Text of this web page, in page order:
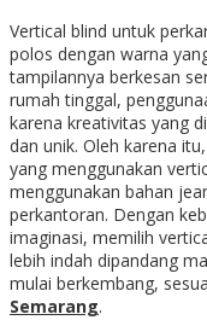
Vertical blind untuk
polos dengan warna
tampilannya berkesan
rumah tinggal,
karena kreativitas yang
dan unik. Oleh karena
yang menggunakan
menggunakan bahan
perkantoran. Dengan
imaginasi, memilih
lebih indah dipandang
mulai berkembang,
Semarang.